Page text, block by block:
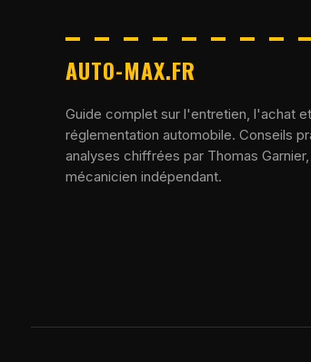
AUTO-MAX.FR
Guide complet sur l'entretien, l'achat
réglementation automobile. Conseils
analyses chiffrées par Thomas Garnier,
mécanicien indépendant.